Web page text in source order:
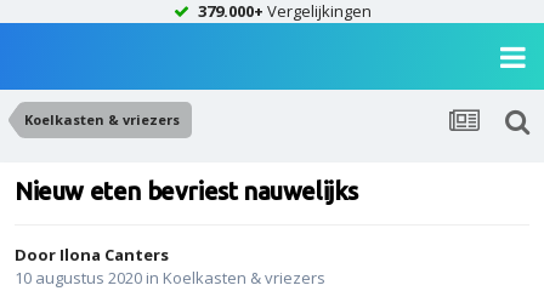
379.000+ Vergelijkingen
Koelkasten & vriezers
Nieuw eten bevriest nauwelijks
Door Ilona Canters
10 augustus 2020 in Koelkasten & vriezers